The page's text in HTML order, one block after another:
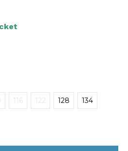
116 122 128 134